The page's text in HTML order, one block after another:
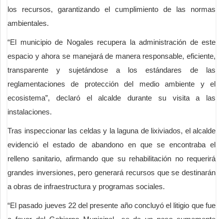
los recursos, garantizando el cumplimiento de las normas
ambientales.
“El municipio de Nogales recupera la administración de este
espacio y ahora se manejará de manera responsable, eficiente,
transparente y sujetándose a los estándares de las
reglamentaciones de protección del medio ambiente y el
ecosistema”, declaró el alcalde durante su visita a las
instalaciones.
Tras inspeccionar las celdas y la laguna de lixiviados, el alcalde
evidenció el estado de abandono en que se encontraba el
relleno sanitario, afirmando que su rehabilitación no requerirá
grandes inversiones, pero generará recursos que se destinarán
a obras de infraestructura y programas sociales.
“El pasado jueves 22 del presente año concluyó el litigio que fue